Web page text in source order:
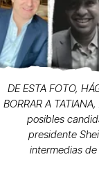
DE ESTA FOTO,
BORRAR A
posibles
presidente
intermedias